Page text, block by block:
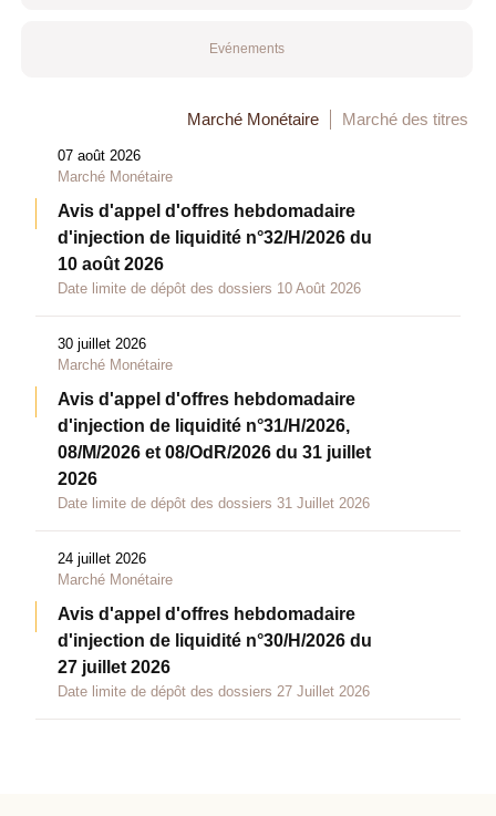
Evénements
Marché Monétaire Marché des titres
07 août 2026
Marché Monétaire
Avis d'appel d'offres hebdomadaire
d'injection de liquidité n°32/H/2026 du
10 août 2026
Date limite de dépôt des dossiers 10 Août 2026
30 juillet 2026
Marché Monétaire
Avis d'appel d'offres hebdomadaire
d'injection de liquidité n°31/H/2026,
08/M/2026 et 08/OdR/2026 du 31 juillet
2026
Date limite de dépôt des dossiers 31 Juillet 2026
24 juillet 2026
Marché Monétaire
Avis d'appel d'offres hebdomadaire
d'injection de liquidité n°30/H/2026 du
27 juillet 2026
Date limite de dépôt des dossiers 27 Juillet 2026